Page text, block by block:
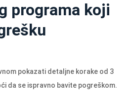
programa koji
pokazati detaljne korake od 3
da se ispravno bavite pogreškom.